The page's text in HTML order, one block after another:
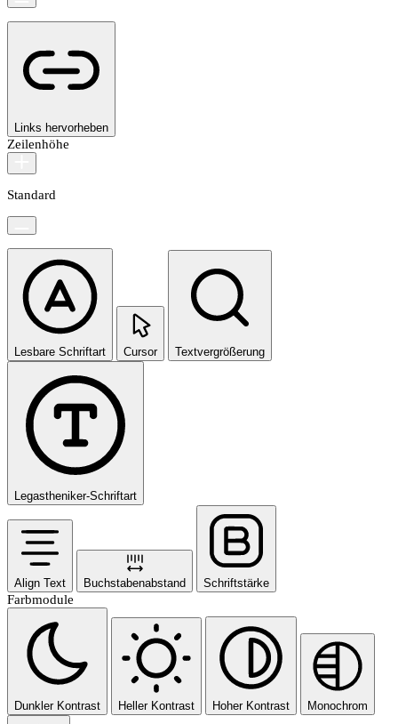
Links hervorheben
Zeilenhöhe
Standard
Lesbare Schriftart Cursor Textvergrößerung
Legastheniker-Schriftart
Align Text Buchstabenabstand Schriftstärke
Farbmodule
Dunkler Kontrast Heller Kontrast Hoher Kontrast Monochrom